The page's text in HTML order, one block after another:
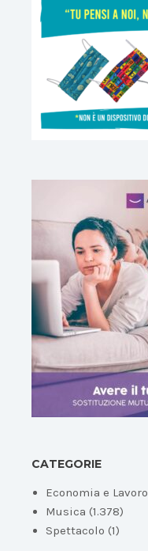
CATEGORIE
Economia e Lavoro
Musica (1.378)
Spettacolo (1)